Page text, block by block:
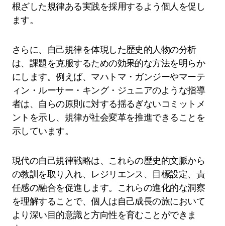
根ざした規律ある実践を採用するよう個人を促し
ます。
さらに、自己規律を体現した歴史的人物の分析
は、課題を克服するための効果的な方法を明らか
にします。例えば、マハトマ・ガンジーやマーテ
ィン・ルーサー・キング・ジュニアのような指導
者は、自らの原則に対する揺るぎないコミットメ
ントを示し、規律が社会変革を推進できることを
示しています。
現代の自己規律戦略は、これらの歴史的文脈から
の教訓を取り入れ、レジリエンス、目標設定、責
任感の融合を促進します。これらの進化的な洞察
を理解することで、個人は自己成長の旅において
より深い目的意識と方向性を育むことができま